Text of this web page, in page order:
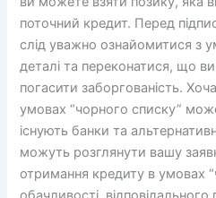
поточний кредит. Перед
слід уважно ознайомитися з
деталі та переконатися, що
погасити заборгованість.
умовах “чорного списку”
існують банки та
можуть розглянути вашу
отримання кредиту в умовах